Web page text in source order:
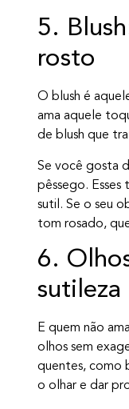
5.
rosto
O blush é
ama aquele
de blush que
Se você gosta
pêssego.
sutil. Se o seu
tom rosado,
6.
sutileza
E quem não
olhos sem
quentes, como
o olhar e dar